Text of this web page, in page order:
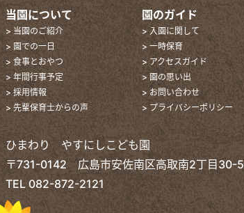
当園について
> 当園のご紹介
> 園での一日
> 食事とおやつ
> 年間行事予定
> 採用情報
> 先輩保育士からの声
園のガイド
> 入園に関して
> 一時保育
> アクセスガイド
> 園の思い出
> お問い合わせ
> プライバシーポリシー
ひまわり やすにしこども園
〒731-0142 広島市安佐南区高取南2丁目30-5
TEL 082-872-2121